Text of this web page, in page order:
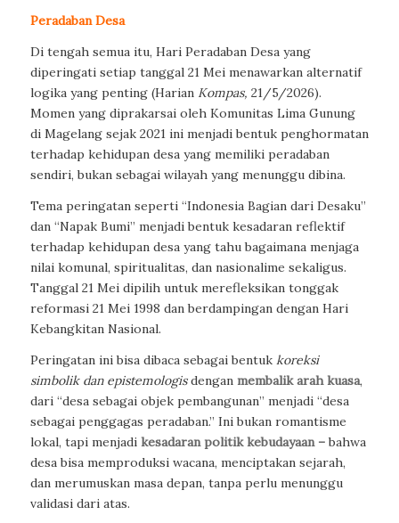
Peradaban Desa
Di tengah semua itu, Hari Peradaban Desa yang
diperingati setiap tanggal 21 Mei menawarkan alternatif
logika yang penting (Harian Kompas, 21/5/2026).
Momen yang diprakarsai oleh Komunitas Lima Gunung
di Magelang sejak 2021 ini menjadi bentuk penghormatan
terhadap kehidupan desa yang memiliki peradaban
sendiri, bukan sebagai wilayah yang menunggu dibina.
Tema peringatan seperti “Indonesia Bagian dari Desaku”
dan “Napak Bumi” menjadi bentuk kesadaran reflektif
terhadap kehidupan desa yang tahu bagaimana menjaga
nilai komunal, spiritualitas, dan nasionalime sekaligus.
Tanggal 21 Mei dipilih untuk merefleksikan tonggak
reformasi 21 Mei 1998 dan berdampingan dengan Hari
Kebangkitan Nasional.
Peringatan ini bisa dibaca sebagai bentuk koreksi
simbolik dan epistemologisdengan membalik arah kuasa,
dari “desa sebagai objek pembangunan” menjadi “desa
sebagai penggagas peradaban.” Ini bukan romantisme
lokal, tapi menjadi kesadaran politik kebudayaan –bahwa
desa bisa memproduksi wacana, menciptakan sejarah,
dan merumuskan masa depan, tanpa perlu menunggu
validasi dari atas.